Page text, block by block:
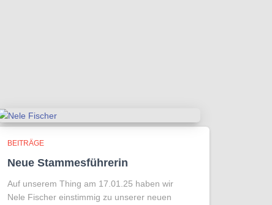
BEITRÄGE
Neue Stammesführerin
Auf unserem Thing am 17.01.25 haben wir
Nele Fischer einstimmig zu unserer neuen